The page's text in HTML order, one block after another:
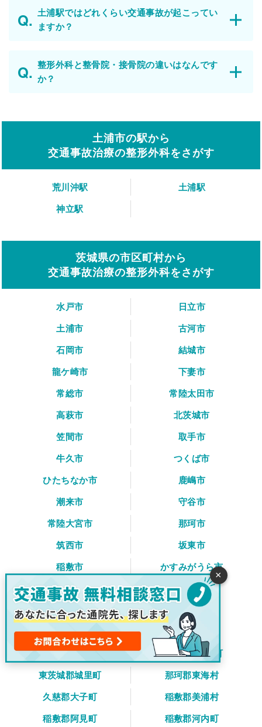
土浦駅ではどれくらい交通事故が起こってい
ますか？
整形外科と整骨院・接骨院の違いはなんです
か？
土浦市の駅から
交通事故治療の整形外科をさがす
荒川沖駅
土浦駅
神立駅
茨城県の市区町村から
交通事故治療の整形外科をさがす
水戸市
日立市
土浦市
古河市
石岡市
結城市
龍ケ崎市
下妻市
常総市
常陸太田市
高萩市
北茨城市
笠間市
取手市
牛久市
つくば市
ひたちなか市
鹿嶋市
潮来市
守谷市
常陸大宮市
那珂市
筑西市
坂東市
稲敷市
かすみがうら市
桜川市
神栖市
行方市
鉾田市
つくばみらい市
小美玉市
東茨城郡茨城町
東茨城郡大洗町
東茨城郡城里町
那珂郡東海村
久慈郡大子町
稲敷郡美浦村
稲敷郡阿見町
稲敷郡河内町
×